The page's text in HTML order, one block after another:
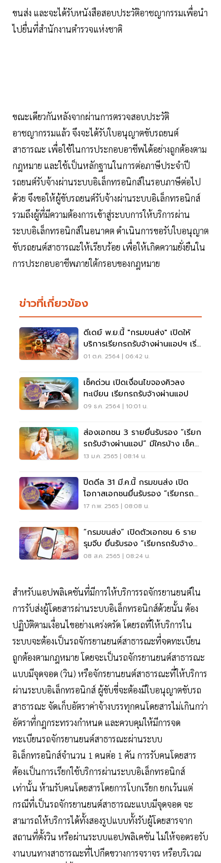
ขนส่ง และจะได้รับหนังสือสอบประวัติอาชญากรรมเพื่อนำ
ไปยื่นที่สำนักงานตำรวจแห่งชาติ
ขณะเดียวกันหลังจากผ่านการตรวจสอบประวัติ
อาชญากรรมแล้ว จึงจะได้รับใบอนุญาตขับรถยนต์
สาธารณะ เพื่อใช้ในการประกอบอาชีพได้อย่างถูกต้องตาม
กฎหมาย และใช้เป็นหลักฐานในการต่อภาษีประจำปี
รถยนต์รับจ้างผ่านระบบอิเล็กทรอนิกส์ในรอบภาษีต่อไป
ด้วย จึงขอให้ผู้ขับรถยนต์รับจ้างผ่านระบบอิเล็กทรอนิกส์
รวมถึงผู้ที่มีความต้องการเข้าสู่ระบบการให้บริการผ่าน
ระบบอิเล็กทรอนิกส์ในอนาคต ดำเนินการขอรับใบอนุญาต
ขับรถยนต์สาธารณะให้เรียบร้อย เพื่อให้เกิดความยั่งยืนใน
การประกอบอาชีพภายใต้กรอบของกฎหมาย
ข่าวที่เกี่ยวข้อง
ดีเดย์ พ.ย.นี้ "กรมขนส่ง" เปิดให้
บริการเรียกรถรับจ้างผ่านแอปฯ เริ่ม
40 บาท
01 ต.ค. 2564 | 06:42 น.
เช็คด่วน เปิดเงื่อนไขจองคิวลง
ทะเบียน เรียกรถรับจ้างผ่านแอป
09 ธ.ค. 2564 | 10:01 น.
ส่องเอกชน 3 รายยื่นรับรอง “เรียก
รถรับจ้างผ่านแอป” มีใครบ้าง เช็ค
เลย
13 ม.ค. 2565 | 08:14 น.
ปิดดีล 31 มี.ค.นี้ กรมขนส่ง เปิด
โอกาสเอกชนยื่นรับรอง “เรียกรถ
รับจ้งผ่านแอป”
17 ก.พ. 2565 | 08:08 น.
“กรมขนส่ง” เปิดตัวเอกชน 6 ราย
รุมจีบ ยื่นรับรอง “เรียกรถรับจ้าง
ผ่านแอป”
08 ส.ค. 2565 | 08:24 น.
สำหรับแอปพลิเคชันที่มีการให้บริการรถจักรยานยนต์ใน
การรับส่งผู้โดยสารผ่านระบบอิเล็กทรอนิกส์ด้วยนั้น ต้อง
ปฏิบัติตามเงื่อนไขอย่างเคร่งครัด โดยรถที่ให้บริการใน
ระบบจะต้องเป็นรถจักรยานยนต์สาธารณะที่จดทะเบียน
ถูกต้องตามกฎหมาย โดยจะเป็นรถจักรยานยนต์สาธารณะ
แบบมีจุดจอด (วิน) หรือจักรยานยนต์สาธารณะที่ให้บริการ
ผ่านระบบอิเล็กทรอนิกส์ ผู้ขับขี่จะต้องมีใบอนุญาตขับรถ
สาธารณะ จัดเก็บอัตราค่าจ้างบรรทุกคนโดยสารไม่เกินกว่า
อัตราที่กฎกระทรวงกำหนด และควบคุมให้มีการจด
ทะเบียนรถจักรยานยนต์สาธารณะผ่านระบบ
อิเล็กทรอนิกส์จำนวน 1 คนต่อ 1 คัน การรับคนโดยสาร
ต้องเป็นการเรียกใช้บริการผ่านระบบอิเล็กทรอนิกส์
เท่านั้น ห้ามรับคนโดยสารโดยการโบกเรียก ยกเว้นแต่
กรณีที่เป็นรถจักรยานยนต์สาธารณะแบบมีจุดจอด จะ
สามารถให้บริการได้ทั้งสองรูปแบบทั้งรับผู้โดยสารจาก
สถานที่ตั้งวิน หรือผ่านระบบแอปพลิเคชัน ไม่ให้จอดรอรับ
งานบนทางสาธารณะที่ไปกีดขวางการจราจร หรือบริเวณ